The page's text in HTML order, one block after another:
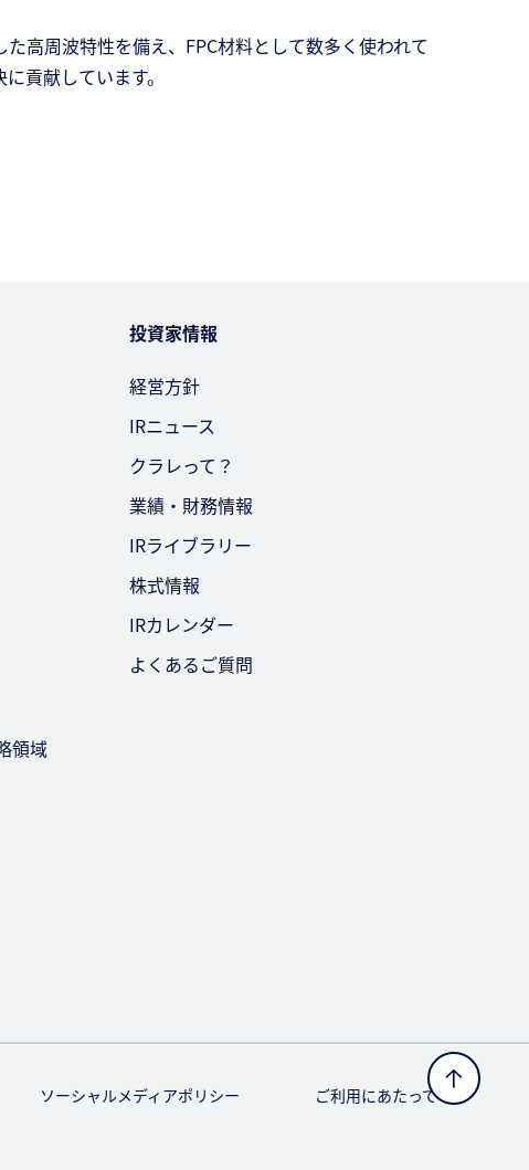
高周波特性を備え、FPC材料として数多く使われて
貢献しています。
領域
投資家情報
経営方針
IRニュース
クラレって？
業績・財務情報
IRライブラリー
株式情報
IRカレンダー
よくあるご質問
ソーシャルメディアポリシー ご利用にあたって